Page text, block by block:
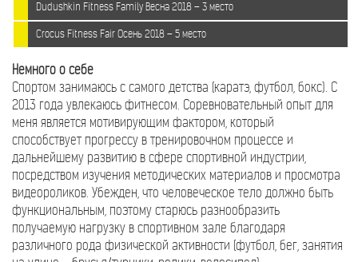
Dudushkin Fitness Family Весна 2018 – 3 место
Сrocus Fitness Fair Осень 2018 – 5 место
Немного о себе
Спортом занимаюсь с самого детства (каратэ, футбол, бокс). С
2013 года увлекаюсь фитнесом. Соревновательный опыт для
меня является мотивирующим фактором, который
способствует прогрессу в тренировочном процессе и
дальнейшему развитию в сфере спортивной индустрии,
посредством изучения методических материалов и просмотра
видеороликов. Убежден, что человеческое тело должно быть
функциональным, поэтому старюсь разнообразить
получаемую нагрузку в спортивном зале благодаря
различного рода физической активности (футбол, бег, занятия